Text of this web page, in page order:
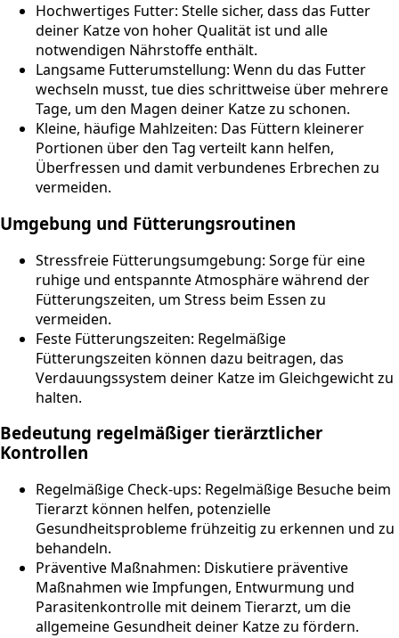
Hochwertiges Futter: Stelle sicher, dass das Futter
deiner Katze von hoher Qualität ist und alle
notwendigen Nährstoffe enthält.
Langsame Futterumstellung: Wenn du das Futter
wechseln musst, tue dies schrittweise über mehrere
Tage, um den Magen deiner Katze zu schonen.
Kleine, häufige Mahlzeiten: Das Füttern kleinerer
Portionen über den Tag verteilt kann helfen,
Überfressen und damit verbundenes Erbrechen zu
vermeiden.
Umgebung und Fütterungsroutinen
Stressfreie Fütterungsumgebung: Sorge für eine
ruhige und entspannte Atmosphäre während der
Fütterungszeiten, um Stress beim Essen zu
vermeiden.
Feste Fütterungszeiten: Regelmäßige
Fütterungszeiten können dazu beitragen, das
Verdauungssystem deiner Katze im Gleichgewicht zu
halten.
Bedeutung regelmäßiger tierärztlicher
Kontrollen
Regelmäßige Check-ups: Regelmäßige Besuche beim
Tierarzt können helfen, potenzielle
Gesundheitsprobleme frühzeitig zu erkennen und zu
behandeln.
Präventive Maßnahmen: Diskutiere präventive
Maßnahmen wie Impfungen, Entwurmung und
Parasitenkontrolle mit deinem Tierarzt, um die
allgemeine Gesundheit deiner Katze zu fördern.